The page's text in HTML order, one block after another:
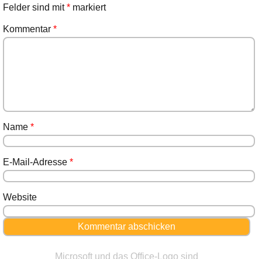
Felder sind mit*markiert
Kommentar *
Name *
E-Mail-Adresse *
Website
Microsoft und das Office-Logo sind